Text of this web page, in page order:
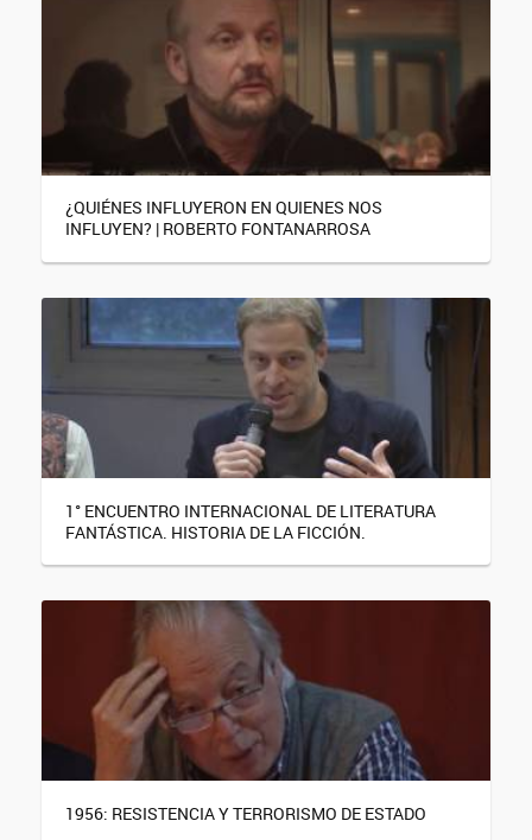
¿QUIÉNES INFLUYERON EN QUIENES NOS
INFLUYEN? | ROBERTO FONTANARROSA
1° ENCUENTRO INTERNACIONAL DE LITERATURA
FANTÁSTICA. HISTORIA DE LA FICCIÓN.
1956: RESISTENCIA Y TERRORISMO DE ESTADO